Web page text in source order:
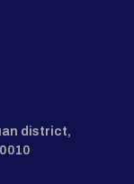
district,